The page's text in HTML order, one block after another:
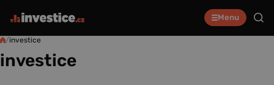
Menu
/investice
investice